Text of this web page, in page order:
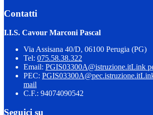
Contatti
I.I.S. Cavour Marconi Pascal
Via Assisana 40/D, 06100 Perugia (PG)
Tel: 075.58.38.322
Email: PGIS03300A@istruzione.itLink
PEC: PGIS03300A@pec.istruzione.it
mail
C.F.: 94074090542
Seguici su